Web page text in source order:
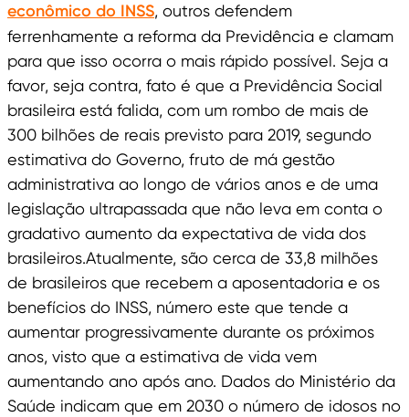
econômico do INSS, outros defendem
ferrenhamente a reforma da Previdência e clamam
para que isso ocorra o mais rápido possível. Seja a
favor, seja contra, fato é que a Previdência Social
brasileira está falida, com um rombo de mais de
300 bilhões de reais previsto para 2019, segundo
estimativa do Governo, fruto de má gestão
administrativa ao longo de vários anos e de uma
legislação ultrapassada que não leva em conta o
gradativo aumento da expectativa de vida dos
brasileiros.Atualmente, são cerca de 33,8 milhões
de brasileiros que recebem a aposentadoria e os
benefícios do INSS, número este que tende a
aumentar progressivamente durante os próximos
anos, visto que a estimativa de vida vem
aumentando ano após ano. Dados do Ministério da
Saúde indicam que em 2030 o número de idosos no